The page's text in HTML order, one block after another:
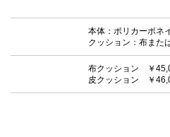
本体：ポリカーボネ
クッション：布また
布クッション ￥
皮クッション ￥